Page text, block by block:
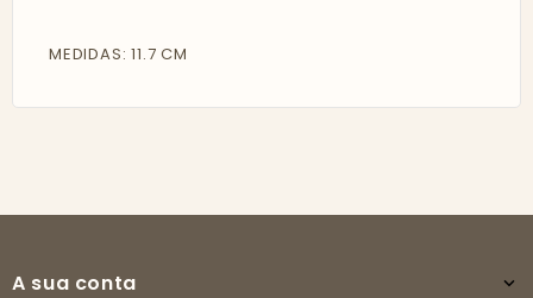
MEDIDAS: 11.7 CM
A sua conta 